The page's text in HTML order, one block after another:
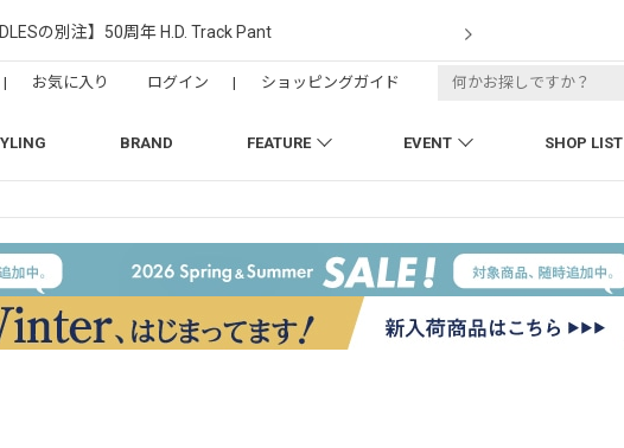
の別注】50周年 H.D. Track Pant
BRAND FEATURE EVENT SHOP LIST
| お気に入り ログイン | ショッピングガイド